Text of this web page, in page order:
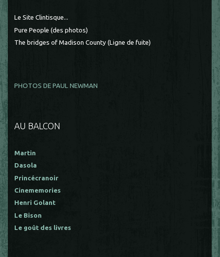
Le Site Clintisque...
Pure People (des photos)
The bridges of Madison County (Ligne de fuite)
PHOTOS DE PAUL NEWMAN
AU BALCON
Martin
Dasola
Princécranoir
Cinememories
Henri Golant
Le Bison
Le goût des livres